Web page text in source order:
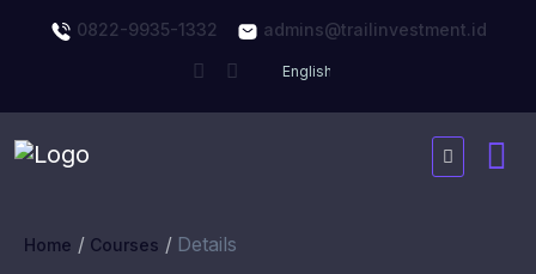
0822-9935-1332 admins@trailinvestment.id
Home Courses Details